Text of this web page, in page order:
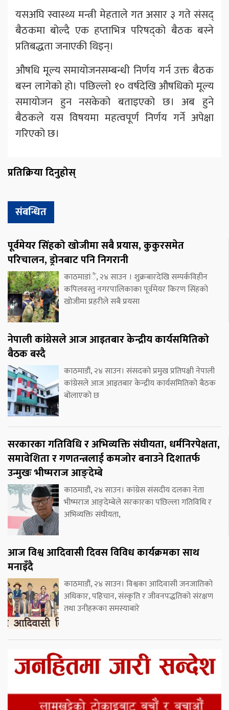
यसअघि स्वास्थ्य मन्त्री मेहताले गत असार ३ गते संसद्
बैठकमा बोल्दै एक हप्ताभित्र परिषद्को बैठक बस्ने
प्रतिबद्धता जनाएकी थिइन्।
औषधि मूल्य समायोजनसम्बन्धी निर्णय गर्न उक्त बैठक
बस्न लागेको हो। पछिल्लो १० वर्षदेखि औषधिको मूल्य
समायोजन हुन नसकेको बताइएको छ। अब हुने
बैठकले यस विषयमा महत्वपूर्ण निर्णय गर्ने अपेक्षा
गरिएको छ।
प्रतिक्रिया दिनुहोस्
संबन्धित
पूर्वमेयर सिंहको खोजीमा सबै प्रयास, कुकुरसमेत
परिचालन, ड्रोनबाट पनि निगरानी
काठमाडांैं, २४ साउन । शुक्रबारदेखि सम्पर्कविहीन
कपिलवस्तु नगरपालिकाका पूर्वमेयर किरण सिंहको
खोजीमा प्रहरीले सबै प्रयसा
नेपाली कांग्रेसले आज आइतबार केन्द्रीय कार्यसमितिको
बैठक बस्दै
काठमाडौं, २४ साउन। संसदको प्रमुख प्रतिपक्षी नेपाली
कांग्रेसले आज आइतबार केन्द्रीय कार्यसमितिको बैठक
बोलाएको छ
सरकारका गतिविधि र अभिव्यक्ति संघीयता, धर्मनिरपेक्षता,
समावेशिता र गणतन्त्रलाई कमजोर बनाउने दिशातर्फ
उन्मुखः भीष्मराज आङ्देम्बे
काठमाडौं, २४ साउन। कांग्रेस संसदीय दलका नेता
भीष्मराज आङ्देम्बेले सरकारका पछिल्ला गतिविधि र
अभिव्यक्ति संघीयता,
आज विश्व आदिवासी दिवस विविध कार्यक्रमका साथ
मनाइँदै
काठमाडौं, २४ साउन। विश्वका आदिवासी जनजातिको
अधिकार, पहिचान, संस्कृति र जीवनपद्धतिको संरक्षण
तथा उनीहरूका समस्याबारे